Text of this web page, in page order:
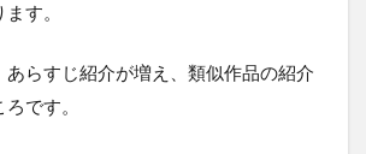
す。
あらすじ紹介が増え、類似作品の紹介
です。